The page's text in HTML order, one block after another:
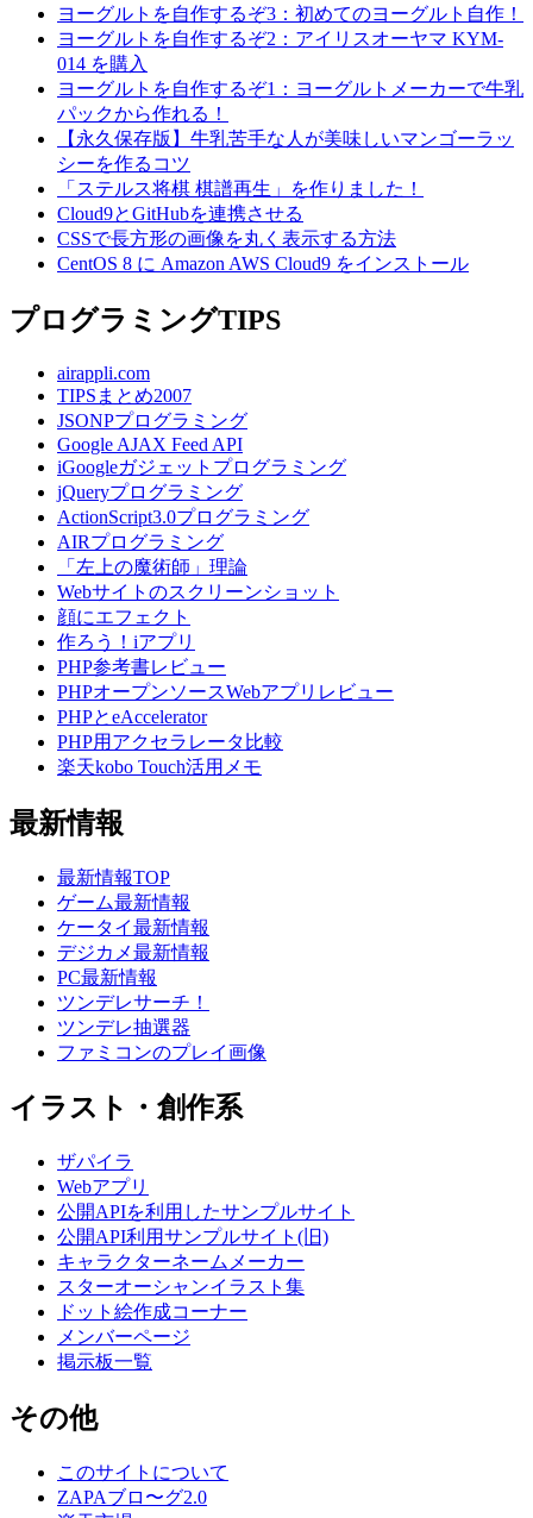
ヨーグルトを自作するぞ3：初めてのヨーグルト自作！
ヨーグルトを自作するぞ2：アイリスオーヤマ KYM-
014 を購入
ヨーグルトを自作するぞ1：ヨーグルトメーカーで牛乳
パックから作れる！
【永久保存版】牛乳苦手な人が美味しいマンゴーラッ
シーを作るコツ
「ステルス将棋 棋譜再生」を作りました！
Cloud9とGitHubを連携させる
CSSで長方形の画像を丸く表示する方法
CentOS 8 に Amazon AWS Cloud9 をインストール
プログラミングTIPS
airappli.com
TIPSまとめ2007
JSONPプログラミング
Google AJAX Feed API
iGoogleガジェットプログラミング
jQueryプログラミング
ActionScript3.0プログラミング
AIRプログラミング
「左上の魔術師」理論
Webサイトのスクリーンショット
顔にエフェクト
作ろう！iアプリ
PHP参考書レビュー
PHPオープンソースWebアプリレビュー
PHPとeAccelerator
PHP用アクセラレータ比較
楽天kobo Touch活用メモ
最新情報
最新情報TOP
ゲーム最新情報
ケータイ最新情報
デジカメ最新情報
PC最新情報
ツンデレサーチ！
ツンデレ抽選器
ファミコンのプレイ画像
イラスト・創作系
ザパイラ
Webアプリ
公開APIを利用したサンプルサイト
公開API利用サンプルサイト(旧)
キャラクターネームメーカー
スターオーシャンイラスト集
ドット絵作成コーナー
メンバーページ
掲示板一覧
その他
このサイトについて
ZAPAブロ〜グ2.0